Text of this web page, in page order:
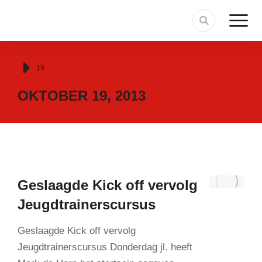
Je bent hier:
19
OKTOBER 19, 2013
Geslaagde Kick off vervolg
Jeugdtrainerscursus
Geslaagde Kick off vervolg
Jeugdtrainerscursus Donderdag jl. heeft